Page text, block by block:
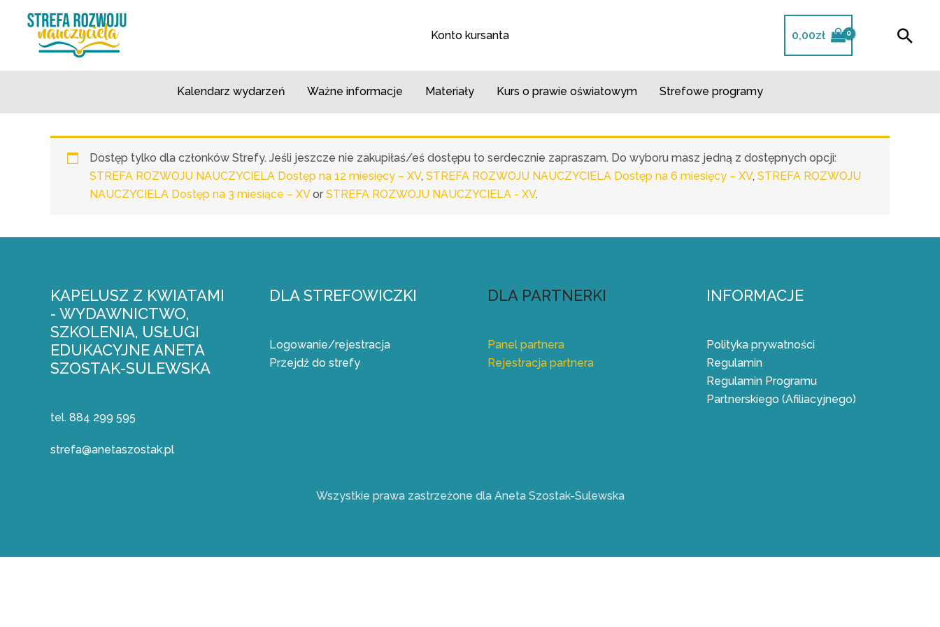
Konto kursanta 0,00zł
Kalendarz wydarzeń Ważne informacje Materiały Kurs o prawie oświatowym​ Strefowe programy
Dostęp tylko dla członków Strefy. Jeśli jeszcze nie zakupiłaś/eś dostępu to serdecznie zapraszam. Do wyboru masz jedną z dostępnych opcji:
STREFA ROZWOJU NAUCZYCIELA Dostęp na 12 miesięcy – XV, STREFA ROZWOJU NAUCZYCIELA Dostęp na 6 miesięcy – XV, STREFA ROZWOJU
NAUCZYCIELA Dostęp na 3 miesiące – XVor STREFA ROZWOJU NAUCZYCIELA - XV.
KAPELUSZ Z KWIATAMI
- WYDAWNICTWO,
SZKOLENIA, USŁUGI
EDUKACYJNE ANETA
SZOSTAK-SULEWSKA
tel. 884 299 595
strefa@anetaszostak.pl
DLA STREFOWICZKI
Logowanie/rejestracja
Przejdź do strefy
DLA PARTNERKI
Panel partnera
Rejestracja partnera
INFORMACJE
Polityka prywatności
Regulamin
Regulamin Programu
Partnerskiego (Afiliacyjnego)
Wszystkie prawa zastrzeżone dla Aneta Szostak-Sulewska